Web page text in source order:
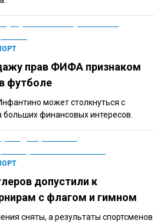
прав ФИФА признаком
футболе
может столкнуться с
больших финансовых интересов.
допустили к
с флагом и гимном
сняты, а результаты спортсменов